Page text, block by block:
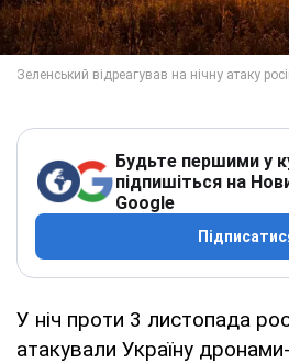
Будьте першими у
підпишіться на
Google
У ніч проти 3 листопада
атакували Україну